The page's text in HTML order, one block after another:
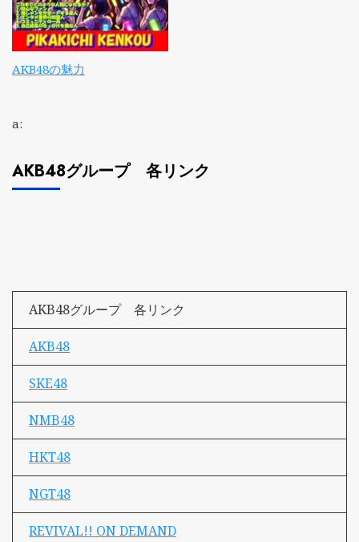
AKB48の魅力
a:
AKB48グループ 各リンク
AKB48グループ 各リンク
AKB48
SKE48
NMB48
HKT48
NGT48
REVIVAL!! ON DEMAND